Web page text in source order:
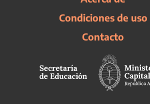
Condiciones de uso
Contacto